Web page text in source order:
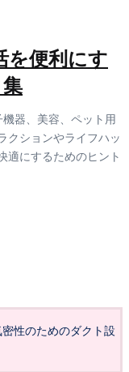
便利にす
器、美容、ペット用
クションやライフハッ
適にするためのヒント
性のためのダクト設